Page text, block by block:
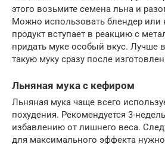
этого возьмите семена льна и
Можно использовать блендер или
продукт вступает в реакцию с
придать муке особый вкус. Лучше
такую муку сразу после
Льняная мука с кефиром
Льняная мука чаще всего
похудения. Рекомендуется 3-
избавлению от лишнего веса.
для максимального эффекта нужно